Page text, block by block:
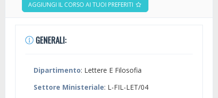
AGGIUNGI IL CORSO AI TUOI PREFERITI
GENERALI:
Dipartimento: Lettere E Filosofia
Settore Ministeriale: L-FIL-LET/04